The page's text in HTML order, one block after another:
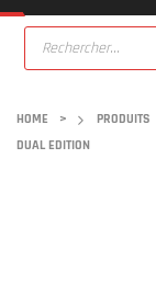
HOME > PRODUITS
DUAL EDITION